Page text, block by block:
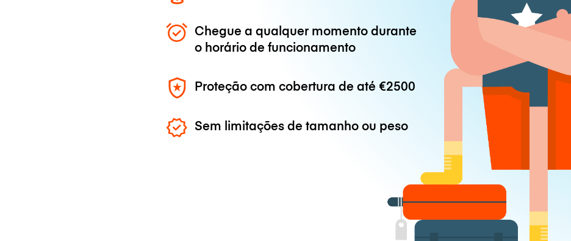
Chegue a qualquer momento durante
o horário de funcionamento
Proteção com cobertura de até €2500
Sem limitações de tamanho ou peso